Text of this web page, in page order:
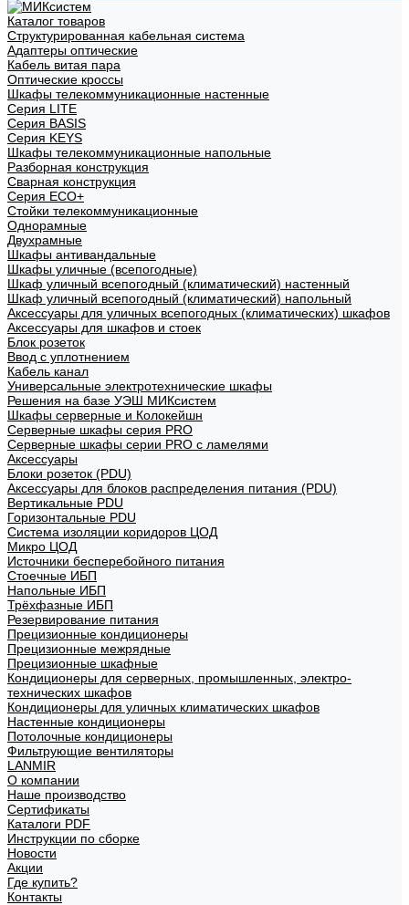
Каталог товаров
Структурированная кабельная система
Адаптеры оптические
Кабель витая пара
Оптические кроссы
Шкафы телекоммуникационные настенные
Cерия LITE
Cерия BASIS
Cерия KEYS
Шкафы телекоммуникационные напольные
Разборная конструкция
Сварная конструкция
Серия ECO+
Стойки телекоммуникационные
Однорамные
Двухрамные
Шкафы антивандальные
Шкафы уличные (всепогодные)
Шкаф уличный всепогодный (климатический) настенный
Шкаф уличный всепогодный (климатический) напольный
Аксессуары для уличных всепогодных (климатических) шкафов
Аксессуары для шкафов и стоек
Блок розеток
Ввод с уплотнением
Кабель канал
Универсальные электротехнические шкафы
Решения на базе УЭШ МИКсистем
Шкафы серверные и Колокейшн
Серверные шкафы серия PRO
Серверные шкафы серии PRO с ламелями
Аксессуары
Блоки розеток (PDU)
Аксессуары для блоков распределения питания (PDU)
Вертикальные PDU
Горизонтальные PDU
Система изоляции коридоров ЦОД
Микро ЦОД
Источники бесперебойного питания
Стоечные ИБП
Напольные ИБП
Трёхфазные ИБП
Резервирование питания
Прецизионные кондиционеры
Прецизионные межрядные
Прецизионные шкафные
Кондиционеры для серверных, промышленных, электро-
технических шкафов
Кондиционеры для уличных климатических шкафов
Настенные кондиционеры
Потолочные кондиционеры
Фильтрующие вентиляторы
LANMIR
О компании
Наше производство
Сертификаты
Каталоги PDF
Инструкции по сборке
Новости
Акции
Где купить?
Контакты